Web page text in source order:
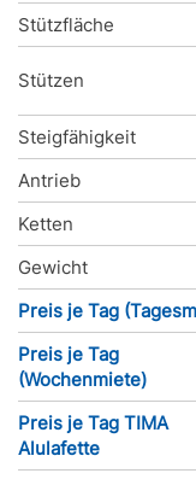
Stützfläche
Stützen
Steigfähigkeit
Antrieb
Ketten
Gewicht
Preis je Tag
Preis je Tag
(Wochenmiete)
Preis je Tag TIMA
Alulafette